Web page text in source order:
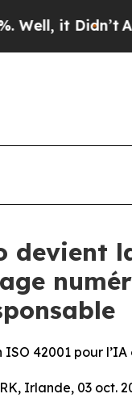
As war
devient
42001 pour
Irlande, 03 oct.